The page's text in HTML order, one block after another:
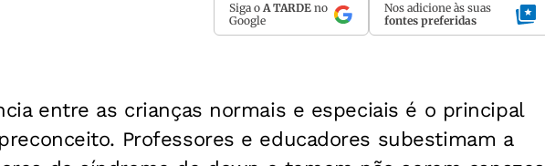
Siga o A TARDE no
Google
Nos adicione às suas
fontes preferidas
entre as crianças normais e especiais é o principal
Professores e educadores subestimam a